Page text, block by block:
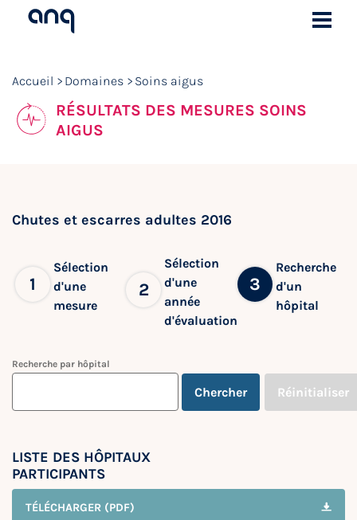
Accueil Domaines Soins aigus
RÉSULTATS DES MESURES SOINS
AIGUS
Chutes et escarres adultes 2016
1
Sélection
d'une
mesure
2
Sélection
d'une
année
d'évaluation
3
Recherche
d'un
hôpital
Recherche par hôpital
Chercher Réinitialiser
LISTE DES HÔPITAUX
PARTICIPANTS
TÉLÉCHARGER (PDF)